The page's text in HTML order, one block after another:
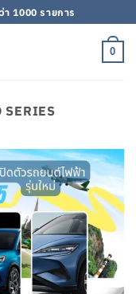
า 1000 รายการ
0
SERIES